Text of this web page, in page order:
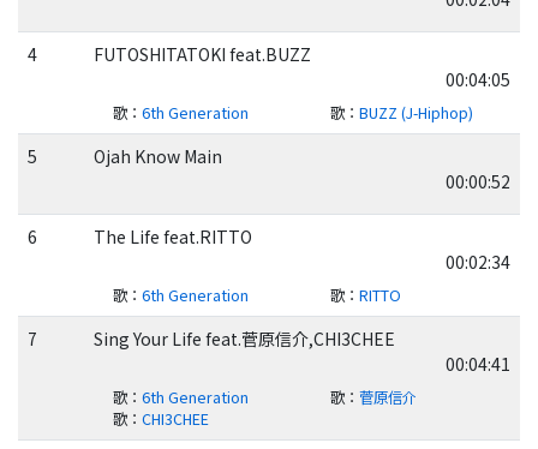
4
FUTOSHITATOKI feat.BUZZ
00:04:05
歌： 6th Generation 歌： BUZZ (J-Hiphop)
5
Ojah Know Main
00:00:52
6
The Life feat.RITTO
00:02:34
歌： 6th Generation 歌： RITTO
7
Sing Your Life feat.菅原信介,CHI3CHEE
00:04:41
歌： 6th Generation 歌： 菅原信介
歌： CHI3CHEE